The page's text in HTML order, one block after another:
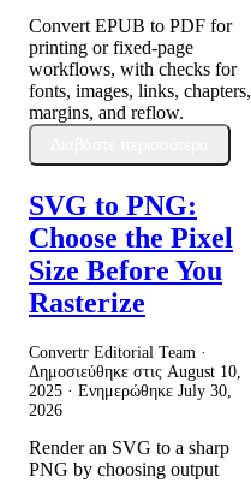
Convert EPUB to PDF for
printing or fixed-page
workflows, with checks for
fonts, images, links, chapters,
margins, and reflow.
SVG to PNG:
Choose the Pixel
Size Before You
Rasterize
Convertr Editorial Team ·
Δημοσιεύθηκε στις August 10,
2025 · Ενημερώθηκε July 30,
2026
Render an SVG to a sharp
PNG by choosing output